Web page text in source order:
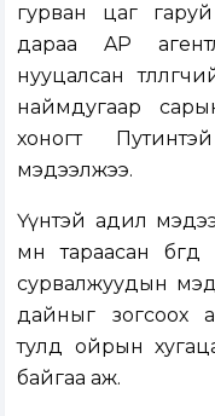
гурван цаг
дараа AP
нууцалсан
наймдугаар
хоногт
мэдээлжээ.
Үүнтэй адил
мөн тараасан
сурвалжуудын
дайныг зогсоох
тулд ойрын
байгаа аж.